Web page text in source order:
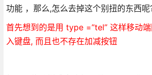
功能 ，那么,怎么去掉这个别扭的东西呢
首先想到的是用 type =”tel” 这样移动
入键盘, 而且也不存在加减按钮